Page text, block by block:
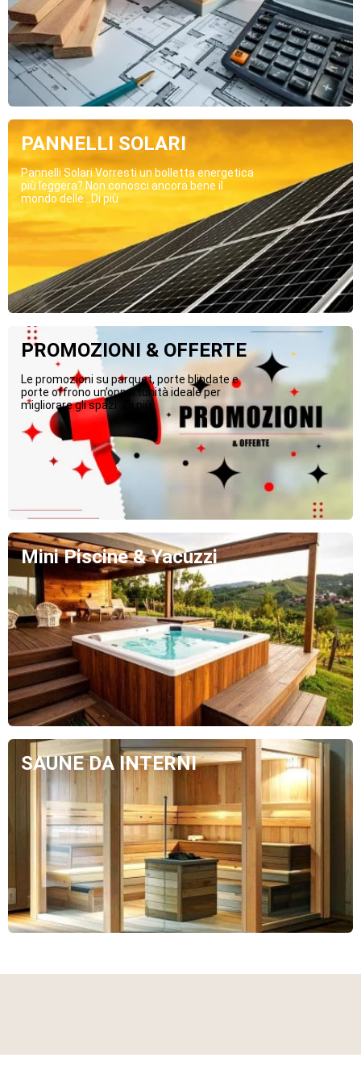
PANNELLI SOLARI
Pannelli Solari Vorresti un bolletta energetica
più leggera? Non conosci ancora bene il
mondo delle...Di più
PROMOZIONI & OFFERTE
Le promozioni su parquet, porte blindate e
porte offrono un’opportunità ideale per
migliorare gli spazi...Di più
Mini Piscine & Yacuzzi
SAUNE DA INTERNI